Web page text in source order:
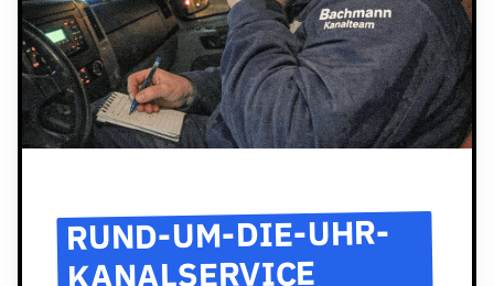
RUND-UM-DIE-UHR-
KANALSERVICE